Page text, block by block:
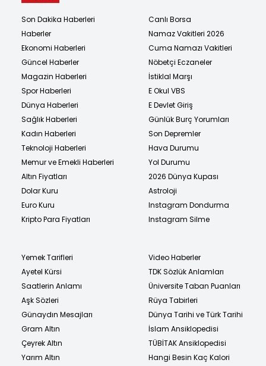
Son Dakika Haberleri
Haberler
Ekonomi Haberleri
Güncel Haberler
Magazin Haberleri
Spor Haberleri
Dünya Haberleri
Sağlık Haberleri
Kadın Haberleri
Teknoloji Haberleri
Memur ve Emekli Haberleri
Altın Fiyatları
Dolar Kuru
Euro Kuru
Kripto Para Fiyatları
Canlı Borsa
Namaz Vakitleri 2026
Cuma Namazı Vakitleri
Nöbetçi Eczaneler
İstiklal Marşı
E Okul VBS
E Devlet Giriş
Günlük Burç Yorumları
Son Depremler
Hava Durumu
Yol Durumu
2026 Dünya Kupası
Astroloji
Instagram Dondurma
Instagram Silme
Yemek Tarifleri
Ayetel Kürsi
Saatlerin Anlamı
Aşk Sözleri
Günaydın Mesajları
Gram Altın
Çeyrek Altın
Yarım Altın
Video Haberler
TDK Sözlük Anlamları
Üniversite Taban Puanları
Rüya Tabirleri
Dünya Tarihi ve Türk Tarihi
İslam Ansiklopedisi
TÜBİTAK Ansiklopedisi
Hangi Besin Kaç Kalori